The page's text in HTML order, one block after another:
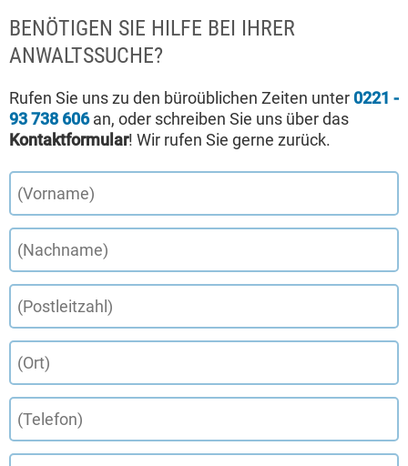
BENÖTIGEN SIE HILFE BEI IHRER
ANWALTSSUCHE?
Rufen Sie uns zu den büroüblichen Zeiten unter 0221 -
93 738 606an, oder schreiben Sie uns über das
Kontaktformular! Wir rufen Sie gerne zurück.